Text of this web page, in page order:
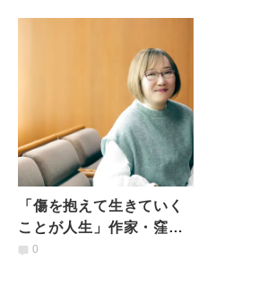
「傷を抱えて生きていく
ことが人生」作家・窪美
澄さんが物語を通して描
0